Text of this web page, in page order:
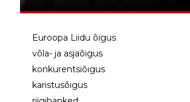
Euroopa Liidu õigus
võla- ja asjaõigus
konkurentsiõigus
karistusõigus